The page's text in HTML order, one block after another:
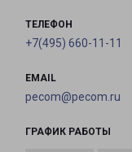
ТЕЛЕФОН
+7(495) 660-11-11
EMAIL
pecom@pecom.ru
ГРАФИК РАБОТЫ